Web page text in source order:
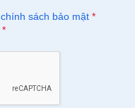
chính sách bảo mật *
*